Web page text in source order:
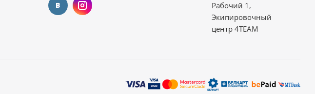
Рабочий 1,
Экипировочный
центр 4TEAM